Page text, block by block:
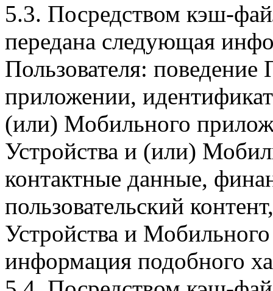
5.3. Посредством кэш-
передана следующая
Пользователя:
приложении,
(или) Мобильного
Устройства и (или)
контактные данные,
пользовательский
Устройства и
информация подобного